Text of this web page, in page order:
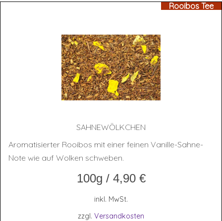
Rooibos Tee
SAH­NE­WÖLK­CHEN
Aromatisierter Rooibos mit einer feinen Vanille-Sahne-
Note wie auf Wolken schweben.
100g / 4,90 €
inkl. MwSt.
zzgl. Versandkosten